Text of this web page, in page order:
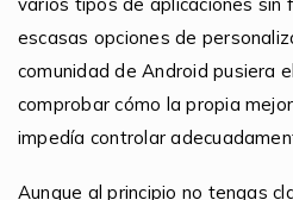
escasas opciones de
comunidad de Android pusiera
comprobar cómo la propia
impedía controlar
Aunque al principio no tengas